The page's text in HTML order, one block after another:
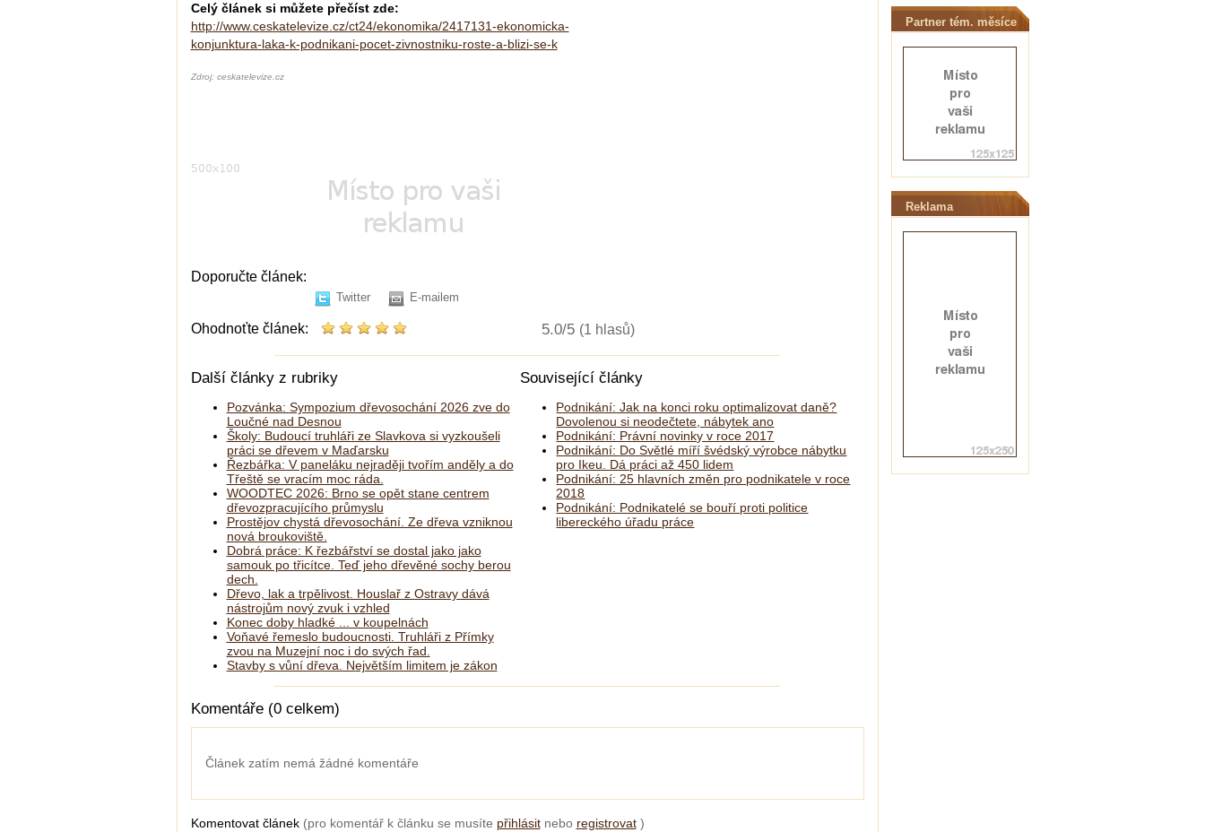
Celý článek si můžete přečíst zde:
http://www.ceskatelevize.cz/ct24/ekonomika/2417131-ekonomicka-
konjunktura-laka-k-podnikani-pocet-zivnostniku-roste-a-blizi-se-k
Zdroj: ceskatelevize.cz
Doporučte článek:
Twitter E-mailem
Ohodnoťte článek: 5.0/5 (1 hlasů)
Další články z rubriky
Pozvánka: Sympozium dřevosochání 2026 zve do
Loučné nad Desnou
Školy: Budoucí truhláři ze Slavkova si vyzkoušeli
práci se dřevem v Maďarsku
Řezbářka: V paneláku nejraději tvořím anděly a do
Třeště se vracím moc ráda.
WOODTEC 2026: Brno se opět stane centrem
dřevozpracujícího průmyslu
Prostějov chystá dřevosochání. Ze dřeva vzniknou
nová broukoviště.
Dobrá práce: K řezbářství se dostal jako jako
samouk po třicítce. Teď jeho dřevěné sochy berou
dech.
Dřevo, lak a trpělivost. Houslař z Ostravy dává
nástrojům nový zvuk i vzhled
Konec doby hladké ... v koupelnách
Voňavé řemeslo budoucnosti. Truhláři z Přímky
zvou na Muzejní noc i do svých řad.
Stavby s vůní dřeva. Největším limitem je zákon
Související články
Podnikání: Jak na konci roku optimalizovat daně?
Dovolenou si neodečtete, nábytek ano
Podnikání: Právní novinky v roce 2017
Podnikání: Do Světlé míří švédský výrobce nábytku
pro Ikeu. Dá práci až 450 lidem
Podnikání: 25 hlavních změn pro podnikatele v roce
2018
Podnikání: Podnikatelé se bouří proti politice
libereckého úřadu práce
Komentáře (0 celkem)
Článek zatím nemá žádné komentáře
Komentovat článek (pro komentář k článku se musíte přihlásitnebo registrovat)
Partner tém. měsíce
Reklama